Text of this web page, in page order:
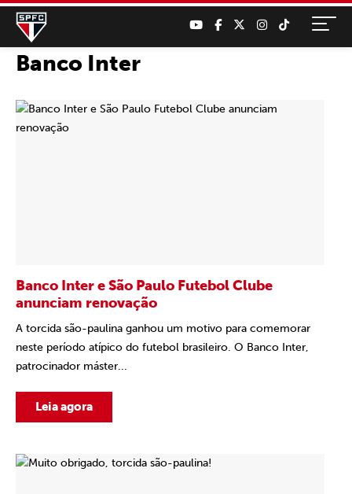
Banco Inter
Banco Inter e São Paulo Futebol Clube
anunciam renovação
A torcida são-paulina ganhou um motivo para comemorar
neste período atípico do futebol brasileiro. O Banco Inter,
patrocinador máster...
Leia agora